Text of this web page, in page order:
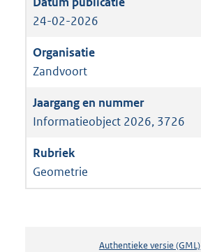
24-02-2026
Zandvoort
Informatieobject 2026, 3726
Geometrie
Authentieke versie (GML)b